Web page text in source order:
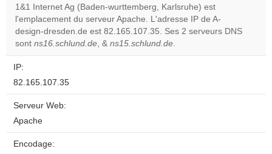
Do you
own this
website?
OK
1&1 Internet Ag (Baden-wurttemberg, Karlsruhe) est
l'emplacement du serveur Apache. L'adresse IP de A-
design-dresden.de est 82.165.107.35. Ses 2 serveurs DNS
sont ns16.schlund.de, & ns15.schlund.de.
IP:
82.165.107.35
Serveur Web:
Apache
Encodage: